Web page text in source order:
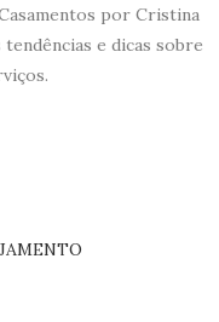
por Cristina
e dicas sobre